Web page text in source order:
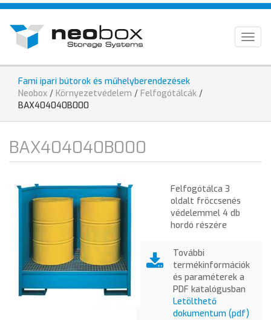
Ugrás
tartalomra
EN
Fami ipari bútorok és műhelyberendezések
Jelenlegi
hely
Neobox / Környezetvédelem / Felfogótálcák /
BAX404040B000
BAX404040B000
Felfogótálca 3
oldalt fröccsenés
védelemmel 4 db
hordó részére
További
termékinformációk
és paraméterek a
PDF katalógusban
Letölthető
dokumentum (pdf)